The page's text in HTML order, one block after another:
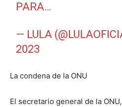
PARA…
— LULA
2023
La condena de la ONU
El secretario general de la